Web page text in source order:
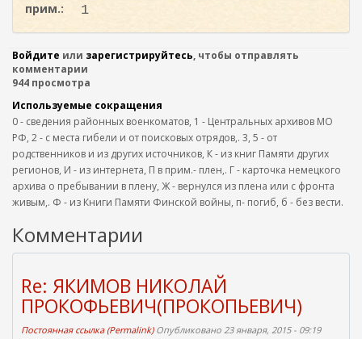
прим.:
1
Войдите или зарегистрируйтесь, чтобы отправлять
комментарии
944 просмотра
Используемые сокращения
0 - сведения районных военкоматов, 1 - Центральных архивов МО
РФ, 2 - с места гибели и от поисковых отрядов,. 3, 5 - от
родственников и из других источников, К - из книг Памяти других
регионов, И - из интернета, П в прим.- плен,. Г - карточка немецкого
архива о пребывании в плену, Ж - вернулся из плена или с фронта
живым,. Ф - из Книги Памяти Финской войны, п- погиб, б - без вести.
Комментарии
Re: ЯКИМОВ НИКОЛАЙ
ПРОКОФЬЕВИЧ(ПРОКОПЬЕВИЧ)
Постоянная ссылка (Permalink)Опубликовано 23 января, 2015 - 09:19